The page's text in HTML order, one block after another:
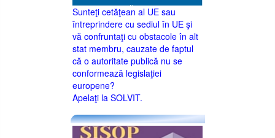
Sunteţi cetăţean al UE sau
întreprindere cu sediul în UE şi
vă confruntaţi cu obstacole în alt
stat membru, cauzate de faptul
că o autoritate publică nu se
conformează legislaţiei
europene?
Apelaţi la SOLVIT.